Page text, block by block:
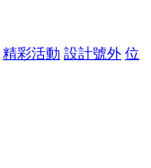
精彩活動 設計號外 位